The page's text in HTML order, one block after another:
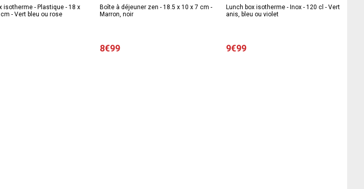
isotherme - Plastique - 18 x
- Vert bleu ou rose
Boîte à déjeuner zen - 18.5 x 10 x 7 cm -
Marron, noir
8€99
Lunch box isotherme - Inox - 120 cl - Vert
anis, bleu ou violet
9€99